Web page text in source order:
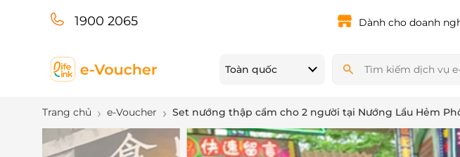
1900 2065 Dành cho doanh
Toàn quốc
Trang chủ e-Voucher Set nướng thập cẩm cho 2 người tại Nướng Lẩu Hẻm